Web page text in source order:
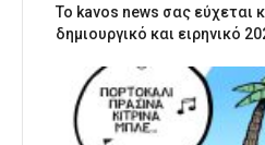
Το kavos news σας εύχεται
δημιουργικό και ειρηνικό